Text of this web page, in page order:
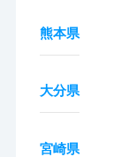
熊本県
大分県
宮崎県